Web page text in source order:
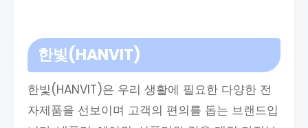
한빛(HANVIT)
한빛(HANVIT)은 우리 생활에 필요한 다양한 전
자제품을 선보이며 고객의 편의를 돕는 브랜드입